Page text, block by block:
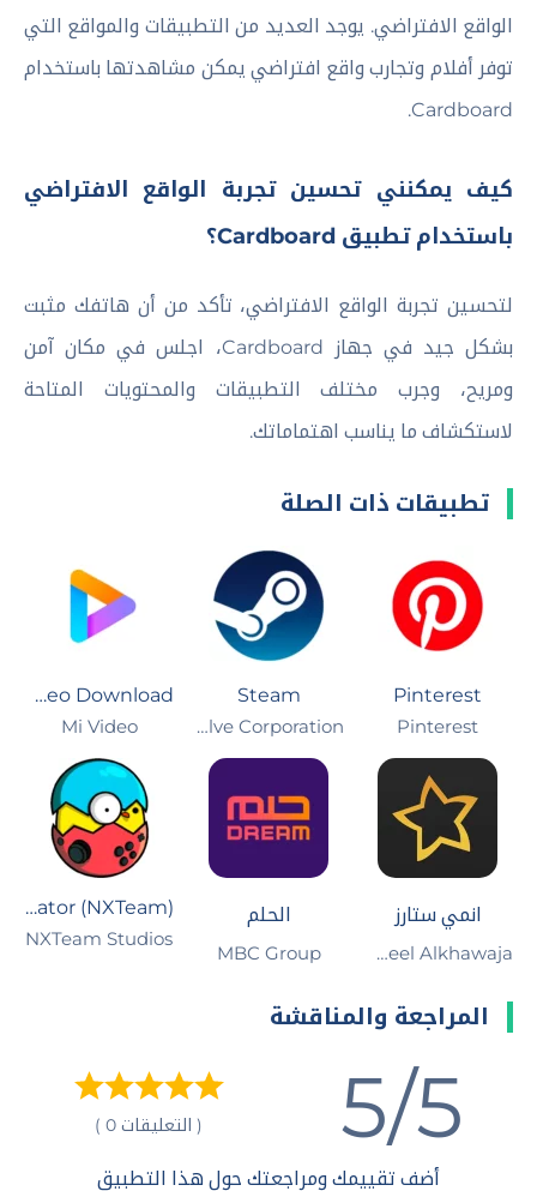
الواقع الافتراضي. يوجد العديد من التطبيقات والمواقع التي
توفر أفلام وتجارب واقع افتراضي يمكن مشاهدتها باستخدام
Cardboard.
كيف يمكنني تحسين تجربة الواقع الافتراضي
باستخدام تطبيق Cardboard؟
لتحسين تجربة الواقع الافتراضي، تأكد من أن هاتفك مثبت
بشكل جيد في جهاز Cardboard، اجلس في مكان آمن
ومريح، وجرب مختلف التطبيقات والمحتويات المتاحة
لاستكشاف ما يناسب اهتماماتك.
تطبيقات ذات الصلة
Pinterest
Pinterest‏
Steam
Valve Corporation‏
Mi Video-Short Video Download
Mi Video‏
انمي ستارز
Kameel Alkhawaja
الحلم
MBC Group
EggNS Emulator (NXTeam)
NXTeam Studios‏
المراجعة والمناقشة
5/5 ( التعليقات 0 )
أضف تقييمك ومراجعتك حول هذا التطبيق